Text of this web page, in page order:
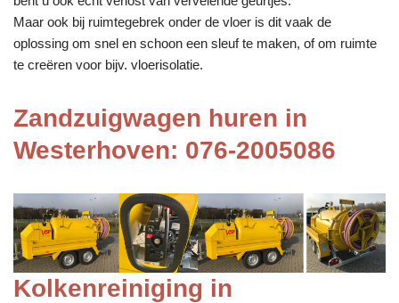
Maar ook bij ruimtegebrek onder de vloer is dit vaak de
oplossing om snel en schoon een sleuf te maken, of om ruimte
te creëren voor bijv. vloerisolatie.
Zandzuigwagen huren in
Westerhoven: 076-2005086
Kolkenreiniging in